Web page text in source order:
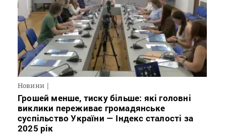
Новини
Грошей менше, тиску більше: які головні
виклики переживає громадянське
суспільство України — Індекс сталості за
2025 рік